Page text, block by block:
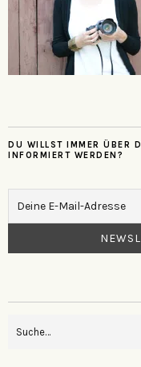
DU WILLST IMMER ÜBER
INFORMIERT WERDEN?